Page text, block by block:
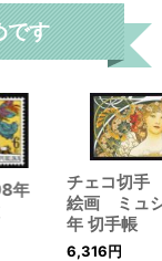
です
年
チェコ切
絵画 ミュ
年 切手帳
6,316円